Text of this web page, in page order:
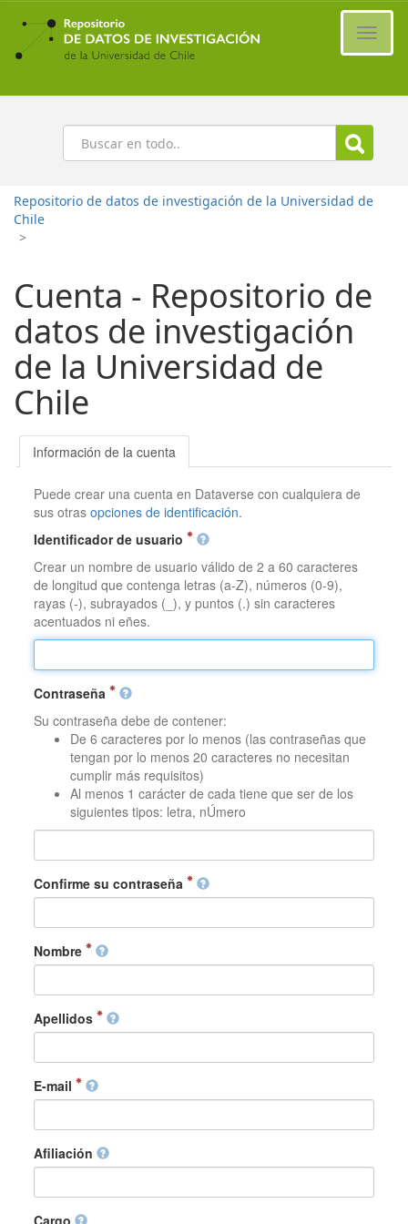
Ir
contenido
principal
Buscar
Repositorio de datos de investigación de la Universidad de
Chile
>
Cuenta - Repositorio de
datos de investigación
de la Universidad de
Chile
Información de la cuenta
Puede crear una cuenta en Dataverse con cualquiera de
sus otrasopciones de identificación.
Identificador de usuario
Crear un nombre de usuario válido de 2 a 60 caracteres
de longitud que contenga letras (a-Z), números (0-9),
rayas (-), subrayados (_), y puntos (.) sin caracteres
acentuados ni eñes.
Contraseña
Su contraseña debe de contener:
De 6 caracteres por lo menos (las contraseñas que
tengan por lo menos 20 caracteres no necesitan
cumplir más requisitos)
Al menos 1 carácter de cada tiene que ser de los
siguientes tipos: letra, nÚmero
Confirme su contraseña
Nombre
Apellidos
E-mail
Afiliación
Cargo